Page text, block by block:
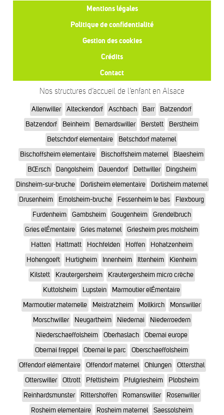
Mentions légales
Politique de confidentialité
Gestion des cookies
Crédits
Contact
Nos structures d’accueil de l’enfant en Alsace
Allenwiller Alteckendorf Aschbach Barr
Batzendorf
Batzendorf
Beinheim Bernardswiller Berstett
Berstheim
Betschdorf elementaire
Betschdorf maternel
Bischoffsheim elementaire
Bischoffsheim maternel
Blaesheim
BŒrsch
Dangolsheim Dauendorf Dettwiller
Dingsheim
Dinsheim-sur-bruche
Dorlisheim elementaire
Dorlisheim maternel
Drusenheim
Ernolsheim-bruche Fessenheim le bas
Flexbourg
Furdenheim
Gambsheim Gougenheim
Grendelbruch
Gries elÉmentaire
Gries maternel
Griesheim pres molsheim
Hatten
Hattmatt Hochfelden Hoffen
Hohatzenheim
Hohengoeft
Hurtigheim Innenheim Ittenheim
Kienheim
Kilstett
Krautergersheim
Krautergersheim micro crèche
Kuttolsheim
Lupstein
Marmoutier elÉmentaire
Marmoutier maternelle
Meistratzheim Mollkirch
Monswiller
Morschwiller
Neugartheim Niedernai
Niederroedern
Niederschaeffolsheim
Oberhaslach
Obernai europe
Obernai freppel
Obernai le parc
Oberschaeffolsheim
Offendorf elémentaire
Offendorf maternel Ohlungen
Ottersthal
Otterswiller
Ottrott Pfettisheim Pfulgriesheim
Plobsheim
Reinhardsmunster
Rittershoffen Romanswiller
Rosenwiller
Rosheim elementaire
Rosheim maternel
Saessolsheim